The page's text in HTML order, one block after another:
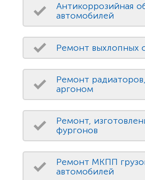
Антикоррозийная
автомобилей
Ремонт выхлопных
Ремонт
аргоном
Ремонт,
фургонов
Ремонт МКПП
автомобилей